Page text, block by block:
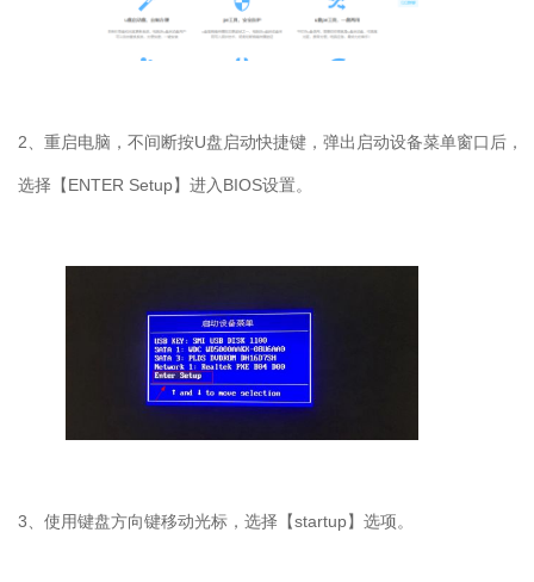
2、重启电脑，不间断按U盘启动快捷键，弹出启动设备菜单窗口后，
选择【ENTER Setup】进入BIOS设置。
3、使用键盘方向键移动光标，选择【startup】选项。